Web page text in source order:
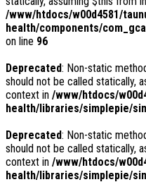
/www/htdocs/w00d4581/
health/components/
on line 96
Deprecated: Non-static
should not be called statically,
context in /www/htdocs/
health/libraries/simplepie/
Deprecated: Non-static
should not be called statically,
context in /www/htdocs/
health/libraries/simplepie/